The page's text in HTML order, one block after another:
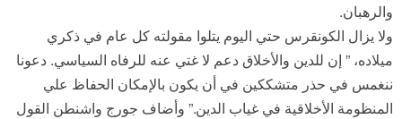
والرهبان.
ولا يزال الكونقرس حتي اليوم يتلوا مقولته كل عام في ذكري
ميلاده، ” إن للدين والأخلاق دعم لا غتي عنه للرفاه السياسي. دعونا
ننغمس في حذر متشككين في أن يكون بالإمكان الحفاظ علي
المنظومة الأخلاقية في غياب الدين.” وأضاف جورج واشنطن القول